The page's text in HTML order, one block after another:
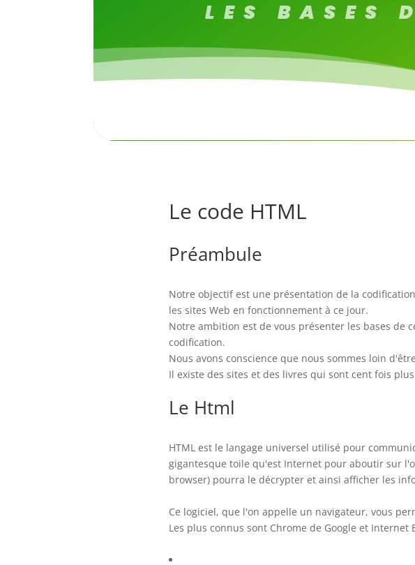
LES BASES
Le code HTML
Préambule
Notre objectif est une présentation de la
les sites Web en fonctionnement à ce jour.
Notre ambition est de vous présenter les bases de
codification.
Nous avons conscience que nous sommes loin
Il existe des sites et des livres qui sont cent fois
Le Html
HTML est le langage universel utilisé pour
gigantesque toile qu'est Internet pour aboutir sur
browser) pourra le décrypter et ainsi afficher les
Ce logiciel, que l'on appelle un navigateur, vous
Les plus connus sont Chrome de Google et